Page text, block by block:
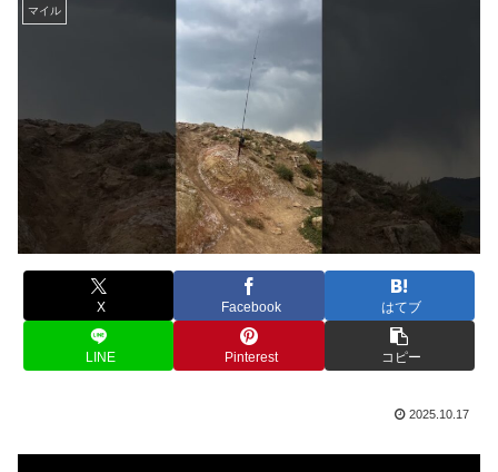
マイル
X Facebook はてブ
LINE Pinterest コピー
2025.10.17